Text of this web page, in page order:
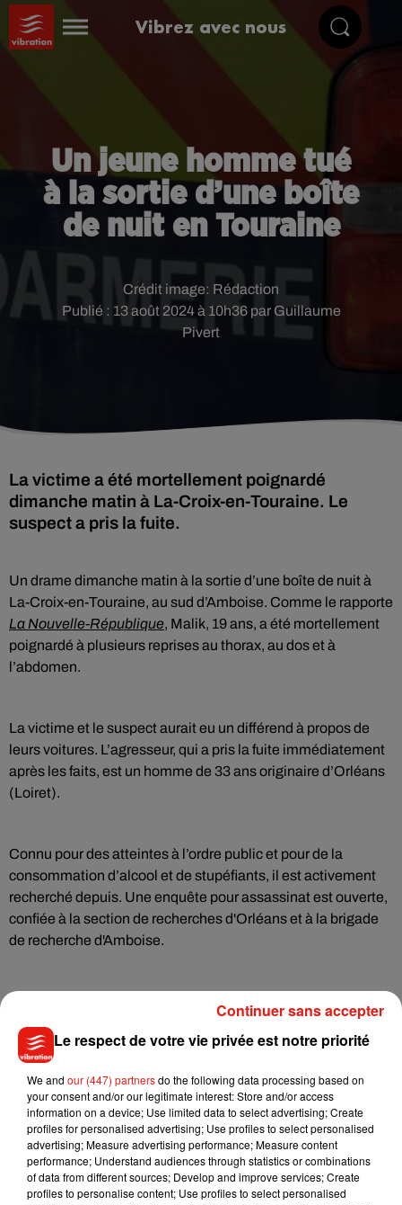
Vibrez avec nous
Un jeune homme tué
à la sortie d’une boîte
de nuit en Touraine
Publié : 13 août 2024 à 10h36 par Guillaume
Pivert
Crédit image: Rédaction
La victime a été mortellement poignardé
dimanche matin à La-Croix-en-Touraine. Le
suspect a pris la fuite.
Un drame dimanche matin à la sortie d’une boîte de nuit à
La-Croix-en-Touraine, au sud d’Amboise. Comme le rapporte
La Nouvelle-République, Malik, 19 ans, a été mortellement
poignardé à plusieurs reprises au thorax, au dos et à
l’abdomen.
La victime et le suspect aurait eu un différend à propos de
leurs voitures. L’agresseur, qui a pris la fuite immédiatement
après les faits, est un homme de 33 ans originaire d’Orléans
(Loiret).
Connu pour des atteintes à l’ordre public et pour de la
consommation d’alcool et de stupéfiants, il est activement
recherché depuis. Une enquête pour assassinat est ouverte,
confiée à la section de recherches d'Orléans et à la brigade
de recherche d'Amboise.
Musique
7 août 2026
Julien Lieb s’essaye à la vie de chatelain
dans son nouveau clip
Le respect de votre vie privée est notre priorité
We and our (447) partnersdo the following data processing based on
your consent and/or our legitimate interest: Store and/or access
information on a device; Use limited data to select advertising; Create
profiles for personalised advertising; Use profiles to select personalised
advertising; Measure advertising performance; Measure content
performance; Understand audiences through statistics or combinations
of data from different sources; Develop and improve services; Create
profiles to personalise content; Use profiles to select personalised
Continuer sans accepter